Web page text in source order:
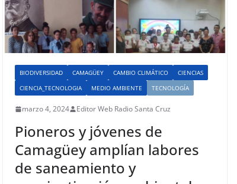
BIODIVERSIDAD CAMAGÜEY CAMBIO CLIMÁTICO
CIENCIAS
CIENCIA_TECNOLOGIA
MEDIO AMBIENTE TECNOLOGÍA
marzo 4, 2024 Editor Web Radio Santa Cruz
Pioneros y jóvenes de
Camagüey amplían labores
de saneamiento y